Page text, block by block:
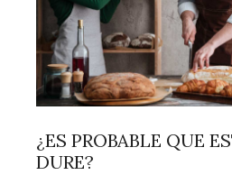
¿ES PROBABLE QUE
DURE?